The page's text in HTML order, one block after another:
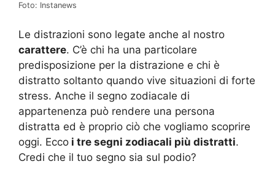
Foto: Instanews
Le distrazioni sono legate anche al nostro
carattere. C’è chi ha una particolare
predisposizione per la distrazione e chi è
distratto soltanto quando vive situazioni di forte
stress. Anche il segno zodiacale di
appartenenza può rendere una persona
distratta ed è proprio ciò che vogliamo scoprire
oggi. Ecco i tre segni zodiacali più distratti.
Credi che il tuo segno sia sul podio?